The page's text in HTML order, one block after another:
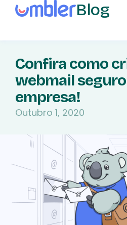
Blog
Confira como
webmail
empresa!
Outubro 1, 2020